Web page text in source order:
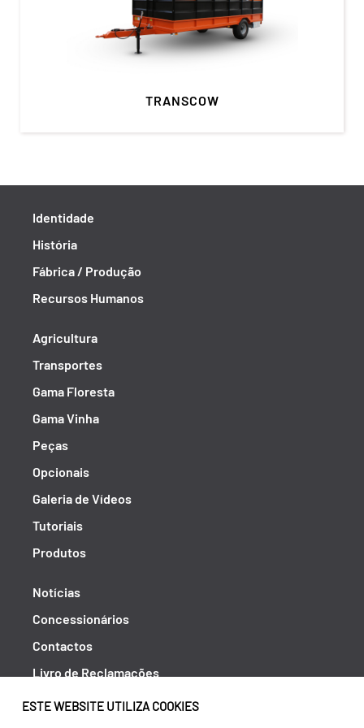
ESTE WEBSITE UTILIZA COOKIES
TRANSCOW
Identidade
História
Fábrica / Produção
Recursos Humanos
Agricultura
Transportes
Gama Floresta
Gama Vinha
Peças
Opcionais
Galeria de Vídeos
Tutoriais
Produtos
Notícias
Concessionários
Contactos
Livro de Reclamações
Política de Privacidade